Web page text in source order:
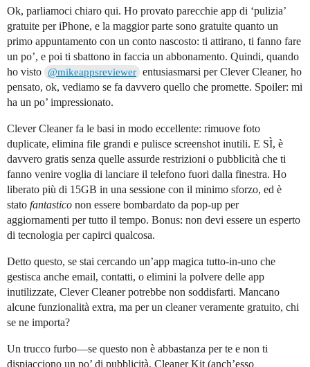
Ok, parliamoci chiaro qui. Ho provato parecchie app di ‘pulizia’
gratuite per iPhone, e la maggior parte sono gratuite quanto un
primo appuntamento con un conto nascosto: ti attirano, ti fanno fare
un po’, e poi ti sbattono in faccia un abbonamento. Quindi, quando
ho visto @mikeappsreviewer entusiasmarsi per Clever Cleaner, ho
pensato, ok, vediamo se fa davvero quello che promette. Spoiler: mi
ha un po’ impressionato.
Clever Cleaner fa le basi in modo eccellente: rimuove foto
duplicate, elimina file grandi e pulisce screenshot inutili. E SÌ, è
davvero gratis senza quelle assurde restrizioni o pubblicità che ti
fanno venire voglia di lanciare il telefono fuori dalla finestra. Ho
liberato più di 15GB in una sessione con il minimo sforzo, ed è
stato fantastico non essere bombardato da pop-up per
aggiornamenti per tutto il tempo. Bonus: non devi essere un esperto
di tecnologia per capirci qualcosa.
Detto questo, se stai cercando un’app magica tutto-in-uno che
gestisca anche email, contatti, o elimini la polvere delle app
inutilizzate, Clever Cleaner potrebbe non soddisfarti. Mancano
alcune funzionalità extra, ma per un cleaner veramente gratuito, chi
se ne importa?
Un trucco furbo—se questo non è abbastanza per te e non ti
dispiacciono un po’ di pubblicità, Cleaner Kit (anch’esso